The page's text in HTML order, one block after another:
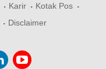
Karir
Kotak Pos
Disclaimer